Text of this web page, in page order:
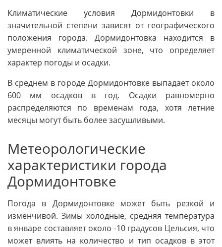
Климатические условия Дормидонтовки в
значительной степени зависят от географического
положения города. Дормидонтовка находится в
умеренной климатической зоне, что определяет
характер погоды и осадки.
В среднем в городе Дормидонтовке выпадает около
600 мм осадков в год. Осадки равномерно
распределяются по временам года, хотя летние
месяцы могут быть более засушливыми.
Метеорологические
характеристики города
Дормидонтовке
Погода в Дормидонтовке может быть резкой и
изменчивой. Зимы холодные, средняя температура
в январе составляет около -10 градусов Цельсия, что
может влиять на количество и тип осадков в этот